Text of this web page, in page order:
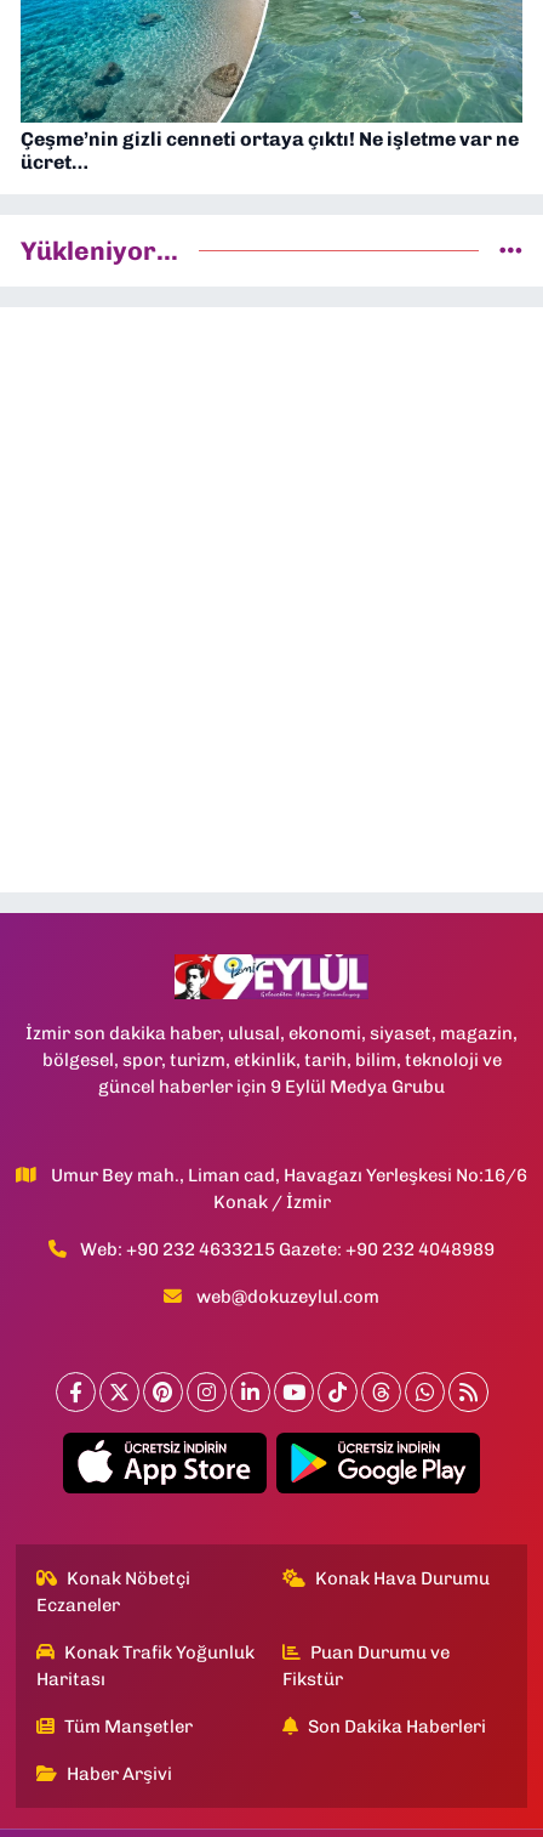
Çeşme’nin gizli cenneti ortaya çıktı! Ne işletme var ne
ücret…
Yükleniyor...
İzmir son dakika haber, ulusal, ekonomi, siyaset, magazin,
bölgesel, spor, turizm, etkinlik, tarih, bilim, teknoloji ve
güncel haberler için 9 Eylül Medya Grubu
Umur Bey mah., Liman cad, Havagazı Yerleşkesi No:16/6
Konak / İzmir
Web: +90 232 4633215 Gazete: +90 232 4048989
web@dokuzeylul.com
Konak Nöbetçi
Eczaneler
Konak Hava Durumu
Konak Trafik Yoğunluk
Haritası
Puan Durumu ve
Fikstür
Tüm Manşetler Son Dakika Haberleri
Haber Arşivi